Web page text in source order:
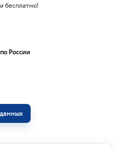
бесплатно!
России